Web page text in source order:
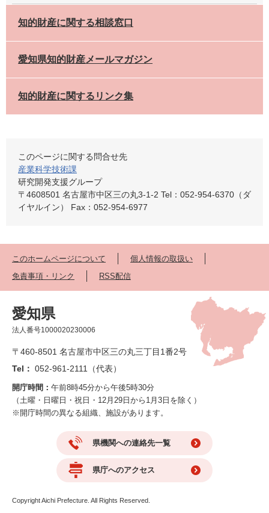
知的財産に関する相談窓口
愛知県知的財産メールマガジン
知的財産に関するリンク集
このページに関する問合せ先
産業科学技術課
研究開発支援グループ
〒4608501 名古屋市中区三の丸3-1-2 Tel：052-954-6370（ダ
イヤルイン） Fax：052-954-6977
このホームページについて
個人情報の取扱い
免責事項・リンク
RSS配信
愛知県
法人番号1000020230006
〒460-8501 名古屋市中区三の丸三丁目1番2号
Tel： 052-961-2111（代表）
開庁時間： 午前8時45分から午後5時30分
（土曜・日曜日・祝日・12月29日から1月3日を除く）
※開庁時間の異なる組織、施設があります。
県機関への連絡先一覧
県庁へのアクセス
Copyright Aichi Prefecture. All Rights Reserved.